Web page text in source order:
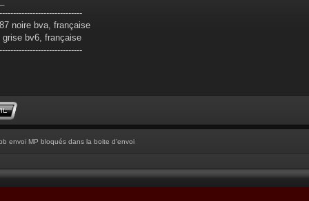
noire bva, française
bv6, française
envoi MP bloqués dans la boite d'envoi